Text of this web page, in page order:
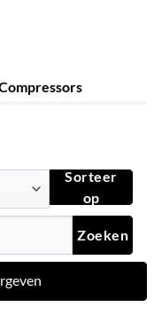
Sorteer
op
Zoeken